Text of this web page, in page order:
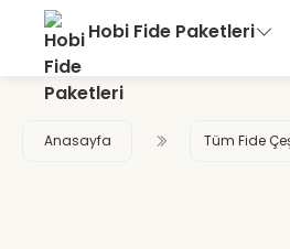
Hobi Fide Paketleri
Anasayfa Tüm Fide